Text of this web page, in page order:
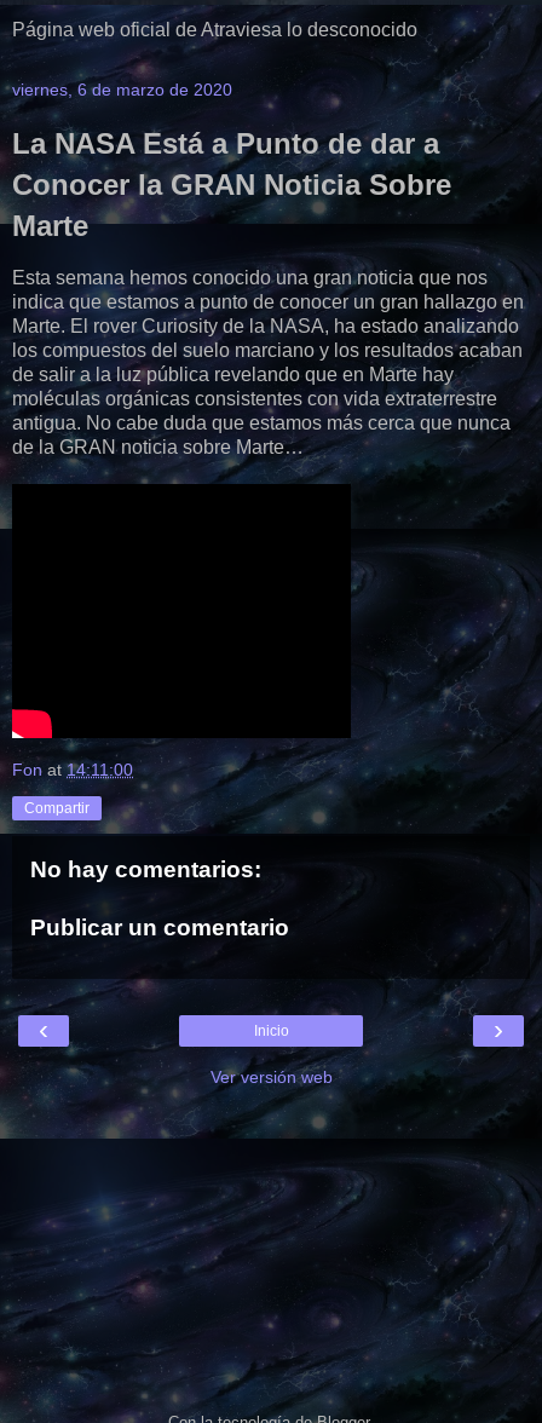
Página web oficial de Atraviesa lo desconocido
viernes, 6 de marzo de 2020
La NASA Está a Punto de dar a
Conocer la GRAN Noticia Sobre
Marte
Esta semana hemos conocido una gran noticia que nos
indica que estamos a punto de conocer un gran hallazgo en
Marte. El rover Curiosity de la NASA, ha estado analizando
los compuestos del suelo marciano y los resultados acaban
de salir a la luz pública revelando que en Marte hay
moléculas orgánicas consistentes con vida extraterrestre
antigua. No cabe duda que estamos más cerca que nunca
de la GRAN noticia sobre Marte…
Fon at 14:11:00
Compartir
No hay comentarios:
Publicar un comentario
‹ ›
Inicio
Ver versión web